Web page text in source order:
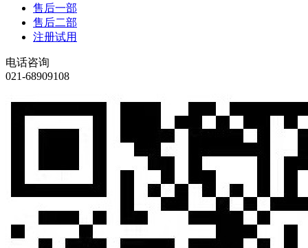
售后一部
售后二部
注册试用
电话咨询
021-68909108